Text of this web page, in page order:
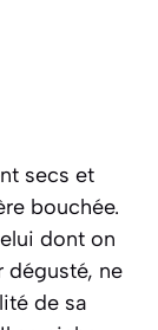
secs et
bouchée.
dont on
dégusté, ne
de sa